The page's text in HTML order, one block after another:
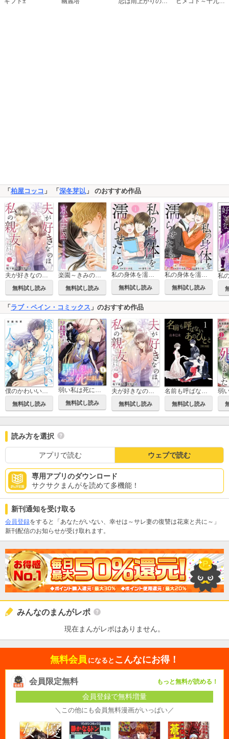
「 柏屋コッコ 」 「 深冬芽以 」 のおすすめ作品
無料試し読み
楽園～きみのいる場所～
無料試し読み
私の身体を濡らせたら
無料試し読み
私の身体を濡らせたら 単行本版
無料試し読み
「ラブ・ペイン・コミックス 」のおすすめ作品
僕のかわいい待つ人よ
無料試し読み
弱い私は死にました～死に戻り令嬢の復讐～
無料試し読み
夫が好きなのは私の親友～それでも私は妻でいたい～
無料試し読み
名前も呼ばないあのひとと【単行本版】
無料試し読み
読み方を選択
アプリで読む ウェブで読む
専用アプリのダウンロード
サクサクまんがを読めて多機能！
新刊通知を受け取る
会員登録をすると「あなたがいない、幸せは～サレ妻の復讐は花束と共に～」
新刊配信のお知らせが受け取れます。
みんなのまんがレポ
現在まんがレポはありません。
無料会員 になると こんなにお得！
会員限定無料 もっと無料が読める！
会員登録で無料増量
＼この他にも会員無料漫画がいっぱい／